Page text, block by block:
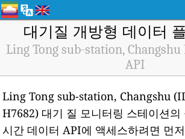
대기질 개방형 데이터
Ling Tong sub-station, Changshu
API
Ling Tong sub-station, Changshu
H7682) 대기 질 모니터링 스테이션의
시간 데이터 API에 액세스하려면 먼저